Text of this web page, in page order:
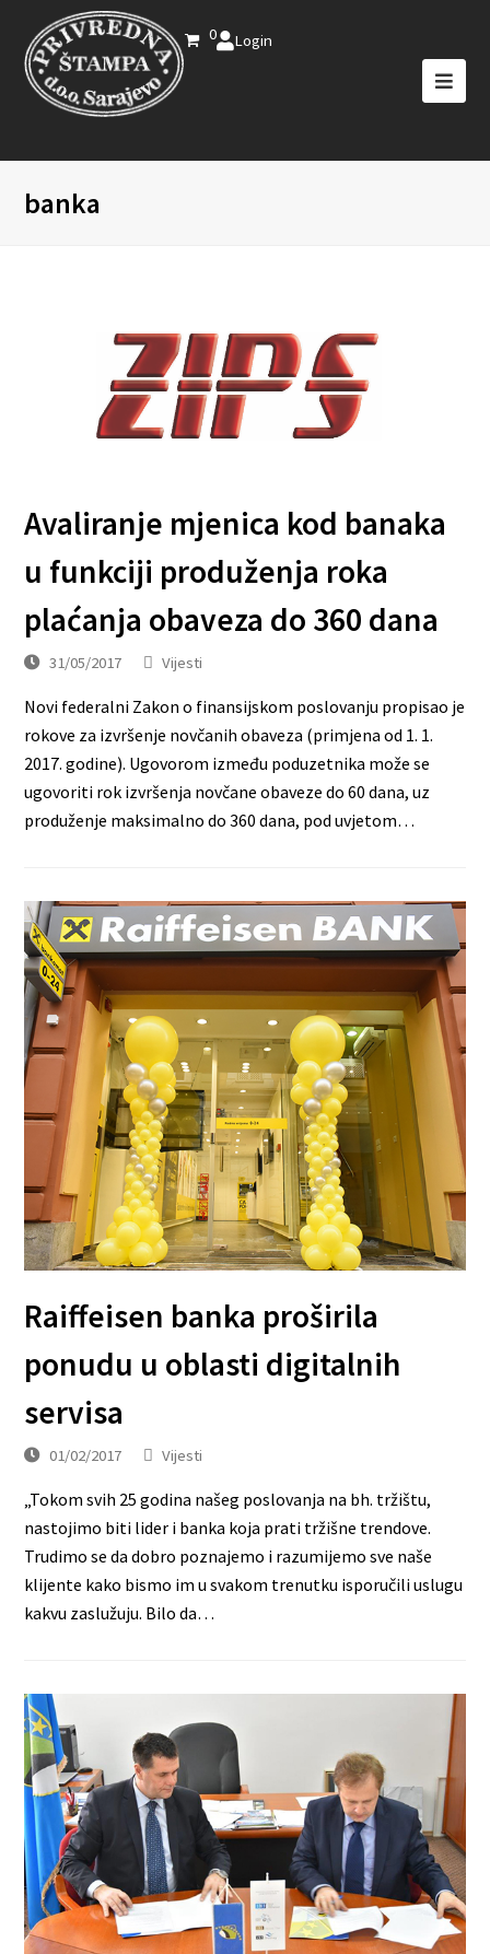
0 Login
banka
Avaliranje mjenica kod banaka
u funkciji produženja roka
plaćanja obaveza do 360 dana
31/05/2017 Vijesti
Novi federalni Zakon o finansijskom poslovanju propisao je
rokove za izvršenje novčanih obaveza (primjena od 1. 1.
2017. godine). Ugovorom između poduzetnika može se
ugovoriti rok izvršenja novčane obaveze do 60 dana, uz
produženje maksimalno do 360 dana, pod uvjetom…
Raiffeisen banka proširila
ponudu u oblasti digitalnih
servisa
01/02/2017 Vijesti
„Tokom svih 25 godina našeg poslovanja na bh. tržištu,
nastojimo biti lider i banka koja prati tržišne trendove.
Trudimo se da dobro poznajemo i razumijemo sve naše
klijente kako bismo im u svakom trenutku isporučili uslugu
kakvu zaslužuju. Bilo da…